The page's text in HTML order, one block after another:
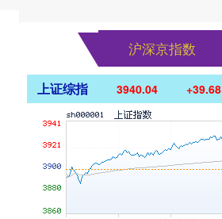
沪深京指数
上证综指 3940.04 +39.68